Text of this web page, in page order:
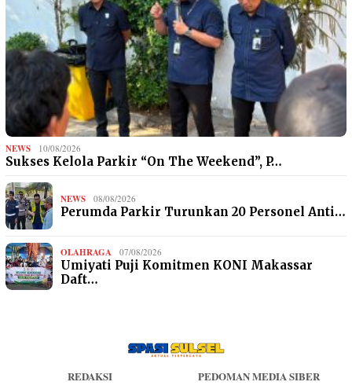
NEWS 10/08/2026
Sukses Kelola Parkir “On The Weekend”, P…
NEWS 08/08/2026
Perumda Parkir Turunkan 20 Personel Anti…
OLAHRAGA 07/08/2026
Umiyati Puji Komitmen KONI Makassar
Daft…
REDAKSI PEDOMAN MEDIA SIBER